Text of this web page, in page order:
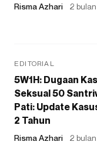
Risma Azhari 2
EDITORIAL
5W1H: Dugaan
Seksual 50
Pati: Update
2 Tahun
Risma Azhari 2